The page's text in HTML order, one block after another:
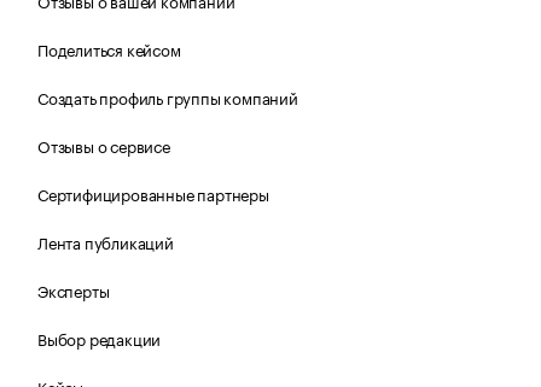
Поделиться кейсом
Создать профиль группы компаний
Отзывы о сервисе
Сертифицированные партнеры
Лента публикаций
Эксперты
Выбор редакции